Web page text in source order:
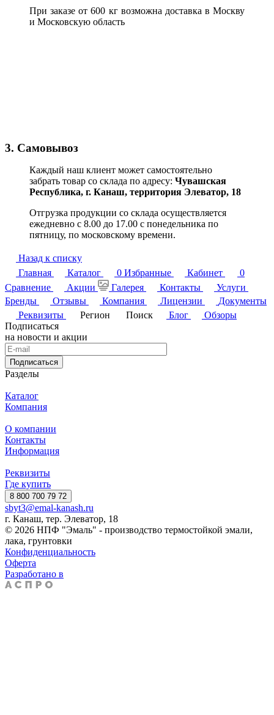
При заказе от 600 кг возможна доставка в Москву
и Московскую область
3. Самовывоз
Каждый наш клиент может самостоятельно
забрать товар со склада по адресу: Чувашская
Республика, г. Канаш, территория Элеватор, 18
Отгрузка продукции со склада осуществляется
ежедневно с 8.00 до 17.00 с понедельника по
пятницу, по московскому времени.
Назад к списку
Главная
Каталог 0 Избранные Кабинет
0
Сравнение
Акции Галерея Контакты
Услуги
Бренды
Отзывы Компания Лицензии
Документы
Реквизиты
Регион Поиск Блог
Обзоры
Подписаться
на новости и акции
Подписаться
Разделы
Каталог
Компания
О компании
Контакты
Информация
Реквизиты
Где купить
8 800 700 79 72
sbyt3@emal-kanash.ru
г. Канаш, тер. Элеватор, 18
© 2026 НПФ "Эмаль" - производство термостойкой эмали,
лака, грунтовки
Конфиденциальность
Оферта
Разработано в